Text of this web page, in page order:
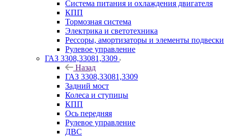
Система питания и охлаждения двигателя
КПП
Тормозная система
Электрика и светотехника
Рессоры, амортизаторы и элементы подвески
Рулевое управление
ГАЗ 3308,33081,3309
Назад
ГАЗ 3308,33081,3309
Задний мост
Колеса и ступицы
КПП
Ось передняя
Рулевое управление
ДВС